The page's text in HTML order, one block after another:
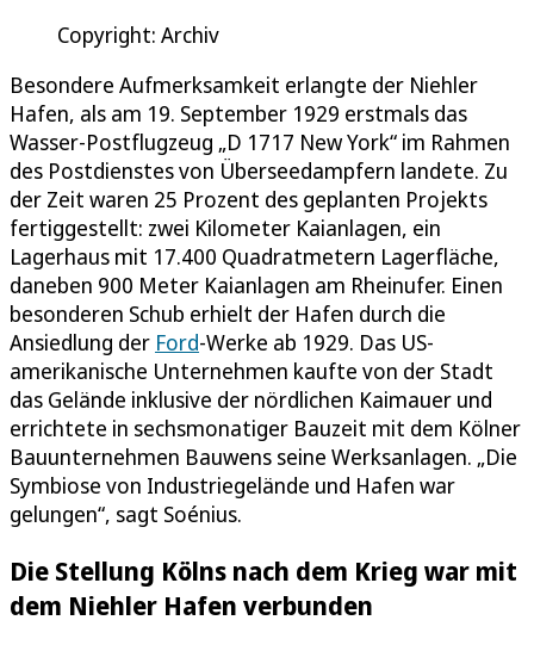
Copyright: Archiv
Besondere Aufmerksamkeit erlangte der Niehler
Hafen, als am 19. September 1929 erstmals das
Wasser-Postflugzeug „D 1717 New York“ im Rahmen
des Postdienstes von Überseedampfern landete. Zu
der Zeit waren 25 Prozent des geplanten Projekts
fertiggestellt: zwei Kilometer Kaianlagen, ein
Lagerhaus mit 17.400 Quadratmetern Lagerfläche,
daneben 900 Meter Kaianlagen am Rheinufer. Einen
besonderen Schub erhielt der Hafen durch die
Ansiedlung der Ford-Werke ab 1929. Das US-
amerikanische Unternehmen kaufte von der Stadt
das Gelände inklusive der nördlichen Kaimauer und
errichtete in sechsmonatiger Bauzeit mit dem Kölner
Bauunternehmen Bauwens seine Werksanlagen. „Die
Symbiose von Industriegelände und Hafen war
gelungen“, sagt Soénius.
Die Stellung Kölns nach dem Krieg war mit
dem Niehler Hafen verbunden